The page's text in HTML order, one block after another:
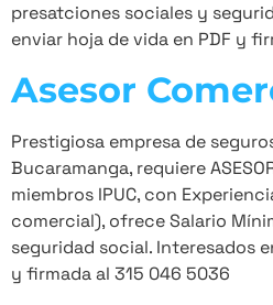
presatciones sociales y
enviar hoja de vida en PDF y
Asesor
Prestigiosa empresa de
Bucaramanga, requiere
miembros IPUC, con
comercial), ofrece Salario
seguridad social. Interesados
y firmada al 315 046 5036